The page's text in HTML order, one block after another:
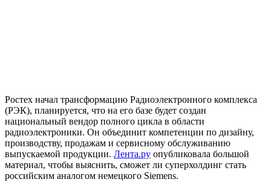
Ростех начал трансформацию Радиоэлектронного комплекса
(РЭК), планируется, что на его базе будет создан
национальный вендор полного цикла в области
радиоэлектроники. Он объединит компетенции по дизайну,
производству, продажам и сервисному обслуживанию
выпускаемой продукции. Лента.ру опубликовала большой
материал, чтобы выяснить, сможет ли суперхолдинг стать
российским аналогом немецкого Siemens.